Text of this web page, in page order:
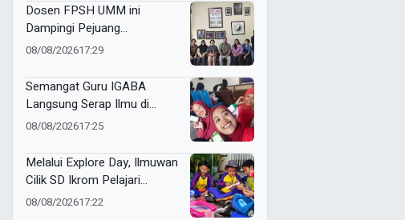
Dosen FPSH UMM ini
Dampingi Pejuang
Kesetaraan Bali Lewat
08/08/202617:29
Semangat Guru IGABA
Langsung Serap Ilmu di
Workshop Jurnalistik Digital
08/08/202617:25
Melalui Explore Day, Ilmuwan
Cilik SD Ikrom Pelajari
Perubahan Energi dan Kelola
08/08/202617:22